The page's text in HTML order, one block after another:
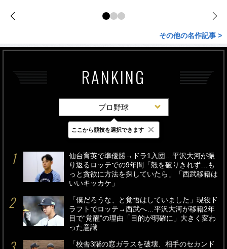
その他の名作記事 >
RANKING
プロ野球
最新 24時間 週間
仙台育英で準優勝→ドラ1入団…平沢大河が振
り返るロッテでの9年間「殻を破りきれず…も
っと貪欲に方法を探していたら」「西武移籍は
いいキッカケ」
「僕だろうな、と覚悟はしていました」現役ド
ラフトでロッテ→西武へ…平沢大河が移籍2年
目で“覚醒”の理由「目的が明確に」大きく変わ
った意識
「校舎3階の窓ガラスを破壊、相手のセカンド
ここから競技を選択できます ×